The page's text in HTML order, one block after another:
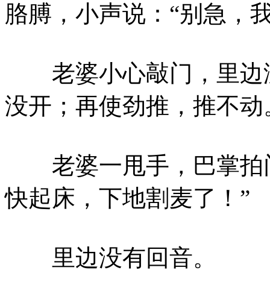
胳膊，小声说：“别急，
老婆小心敲门，里边
没开；再使劲推，推不动
老婆一甩手，巴掌拍
快起床，下地割麦了！”
里边没有回音。